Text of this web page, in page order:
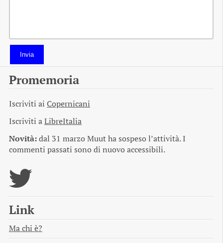
Invia
Promemoria
Iscriviti ai Copernicani
Iscriviti aLibreItalia
Novità:dal 31 marzo Muut ha sospeso l’attività. I
commenti passati sono di nuovo accessibili.
Link
Ma chi è?